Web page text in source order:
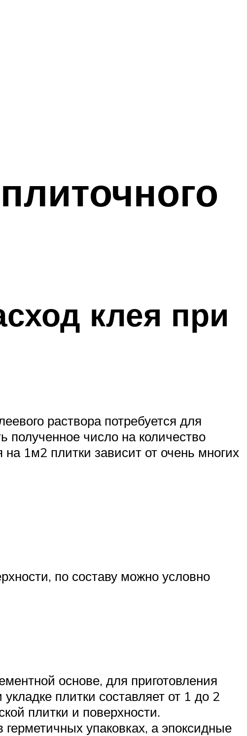
клея при
раствора потребуется для
полученное число на количество
на 1м2 плитки зависит от очень многих
по составу можно условно
основе, для приготовления
плитки составляет от 1 до 2
плитки и поверхности.
упаковках, а эпоксидные